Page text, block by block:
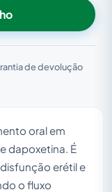
de devolução
oral em
dapoxetina. É
erétil e
o fluxo